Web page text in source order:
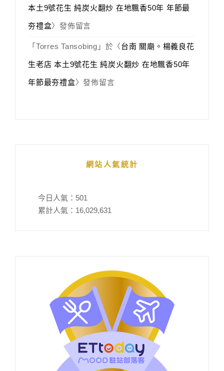
本土9號花生 純炭火翻炒 在地飄香50年 年節最
夯禮盒〉發佈留言
「 Torres Tansobing 」於〈台南 關廟。楊義良花
生老店 本土9號花生 純炭火翻炒 在地飄香50年
年節最夯禮盒〉發佈留言
網站人氣統計
今日人氣： 501
累計人氣： 16,029,631